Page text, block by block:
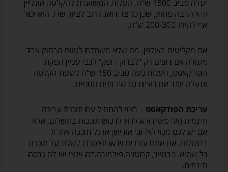
יעלה סביב 1500 ש”ח, העלות המשוערת להקלטה אונליין
היא הרבה פחות, שכן כל צד דואג לרוב לציוד שלו. הוא יכול
אף להיות 200-300 ש”ח.
אם מקליטים באולפן, מה שלא משתלם לטווח הרחוק אבל
מעולה אם רוצים רק “לבדוק דופק” לגבי עניין הפקת
הפודקאסט, העלות נעה סביב 150 ש”ח לשעת הקלטה
ותעלה יותר אם רוצים גם שירותים נוספים.
עריכת הפודקאסט – רצוי להתחיל עם תוכנת עריכה
חינמית (אודסיטי) ולא לרוץ לרכוש תוכנות בתשלום, אלא
אם יש לכם מנוי לאדובי אודישן או כל תוכנה אחרת
בתשלום. אם אתם עורכים וידאו תצטרכו לשלם על תוכנה
כל שהיא. פרמייר, קמטזיה,פילמורה.דה וינצי יש לה גרסה
חינמית.